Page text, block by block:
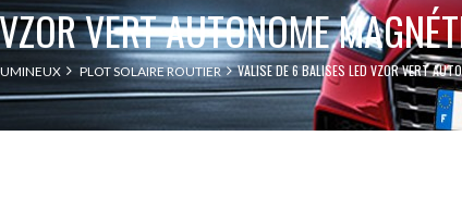
VERT AUTONOME
PLOT SOLAIRE ROUTIER VALISE DE 6 BALISES LED VZOR VERT